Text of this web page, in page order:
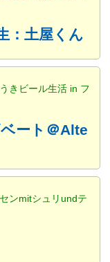
：土屋くん
きビール生活 in フ
ート＠Alte
ンmitシュリundテ